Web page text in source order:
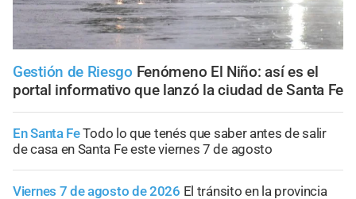
Gestión de Riesgo Fenómeno El Niño: así es el
portal informativo que lanzó la ciudad de Santa Fe
En Santa FeTodo lo que tenés que saber antes de salir
de casa en Santa Fe este viernes 7 de agosto
Viernes 7 de agosto de 2026 El tránsito en la provincia